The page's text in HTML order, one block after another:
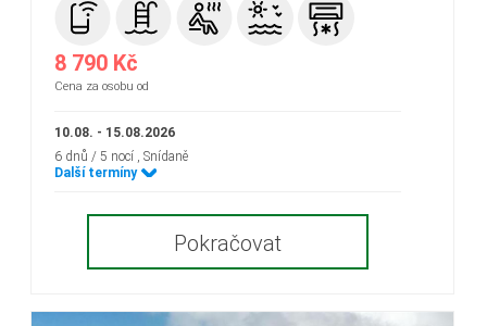
8 790 Kč
Cena za osobu od
10.08. - 15.08.2026
6 dnů / 5 nocí , Snídaně
Další termíny
Pokračovat